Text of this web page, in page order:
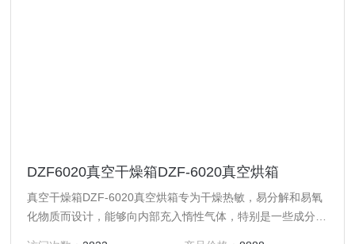
DZF6020真空干燥箱DZF-6020真空烘箱
真空干燥箱DZF-6020真空烘箱专为干燥热敏，易分解和易氧
化物质而设计，能够向内部充入惰性气体，特别是一些成分复